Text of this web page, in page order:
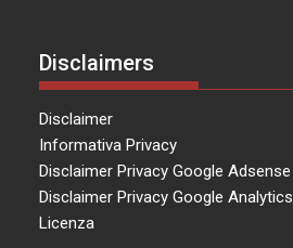
Disclaimers
Disclaimer
Informativa Privacy
Disclaimer Privacy Google Adsense
Disclaimer Privacy Google Analytics
Licenza